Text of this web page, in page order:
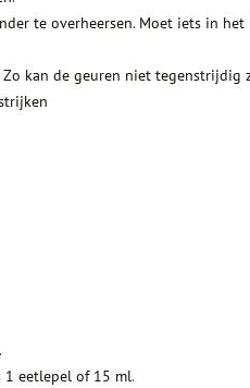
te overheersen. Moet iets in
Zo kan de geuren niet tegenstrijdig
1 eetlepel of 15 ml.